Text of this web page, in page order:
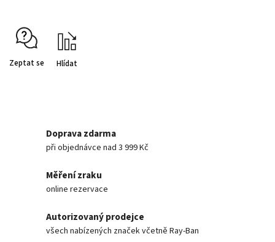
Zeptat se Hlídat
Doprava zdarma
při objednávce nad 3 999 Kč
Měření zraku
online rezervace
Autorizovaný prodejce
všech nabízených značek včetně Ray-Ban